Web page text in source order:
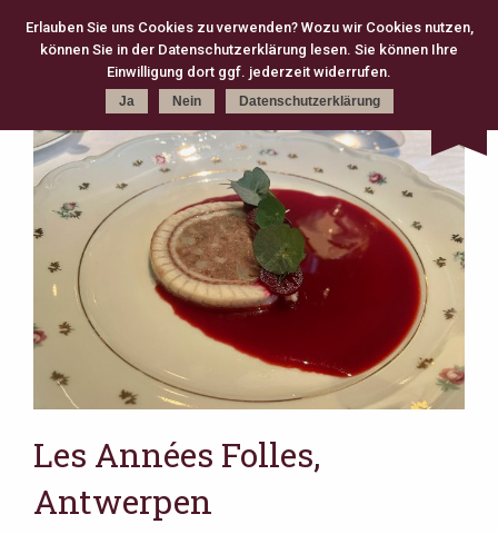
Les Années Folles,
Antwerpen
Kategorie Schlagworte
kreativ (301) Michelin (168)
Gourmet (83)
Fine Dining (82)
Köln (79)
moderne Klassik (75)
2 Michelin Stars (74)
französisch (64)
neue deutsche Küche (63)
Casual Fine Dining (59)
regional (58)
3 Michelin Stars (47)
Hannover (43)
Gault Millau (29)
japanisch (27)
klassisch (27)
Jeunes Restaurateurs (25)
Antwerpen (20)
asiatisch (18)
Österreich (18)
Berlin (17)
Bib Gourmand (16)
Amsterdam (15)
Christian Bau (15)
Erlauben Sie uns Cookies zu verwenden? Wozu wir Cookies nutzen,
können Sie in der Datenschutzerklärung lesen. Sie können Ihre
Einwilligung dort ggf. jederzeit widerrufen.
Ja Nein Datenschutzerklärung